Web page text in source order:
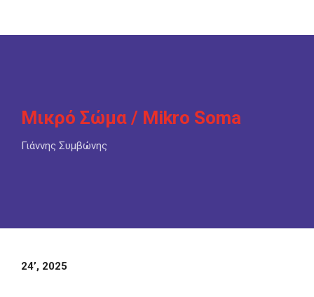
Μικρό Σώμα / Mikro Soma
Γιάννης Συμβώνης
24’, 2025